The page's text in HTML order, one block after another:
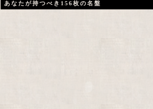
あなたが持つべき156枚の名盤